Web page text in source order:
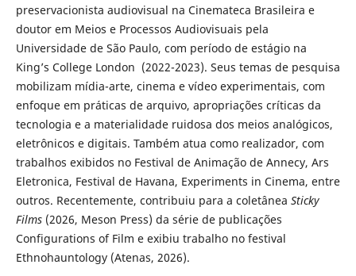
preservacionista audiovisual na Cinemateca Brasileira e
doutor em Meios e Processos Audiovisuais pela
Universidade de São Paulo, com período de estágio na
King’s College London (2022-2023). Seus temas de pesquisa
mobilizam mídia-arte, cinema e ví­deo experimentais, com
enfoque em práticas de arquivo, apropriações críticas da
tecnologia e a materialidade ruidosa dos meios analógicos,
eletrônicos e digitais. Também atua como realizador, com
trabalhos exibidos no Festival de Animação de Annecy, Ars
Eletronica, Festival de Havana, Experiments in Cinema, entre
outros. Recentemente, contribuiu para a coletânea Sticky
Films(2026, Meson Press) da série de publicações
Configurations of Film e exibiu trabalho no festival
Ethnohauntology (Atenas, 2026).